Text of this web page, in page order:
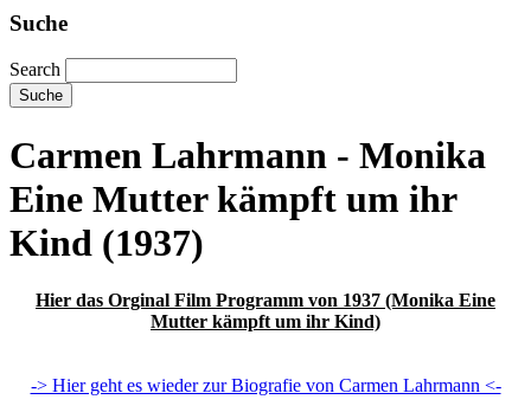
Suche
Search
Carmen Lahrmann - Monika
Eine Mutter kämpft um ihr
Kind (1937)
Hier das Orginal Film Programm von 1937 (Monika Eine
Mutter kämpft um ihr Kind)
-> Hier geht es wieder zur Biografie von Carmen Lahrmann <-